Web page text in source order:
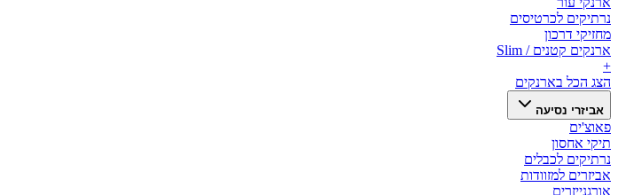
נרתיקים לכרטיסים
מחזיקי דרכון
ארנקים קטנים / Slim
+
הצג הכל בארנקים
אביזרי נסיעה
פאוצ'ים
תיקי אחסון
נרתיקים לכבלים
אביזרים למזוודות
אורגנייזרים